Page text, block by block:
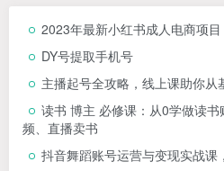
2023年最新小红书成人电商项目
DY号提取手机号
主播起号全攻略，线上课助你从
读书 博主 必修课：从0学做读
频、直播卖书
抖音舞蹈账号运营与变现实战